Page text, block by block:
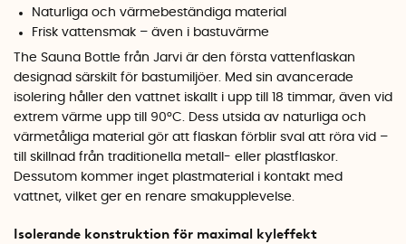
Naturliga och värmebeständiga material
Frisk vattensmak – även i bastuvärme
The Sauna Bottle från Jarvi är den första vattenflaskan
designad särskilt för bastumiljöer. Med sin avancerade
isolering håller den vattnet iskallt i upp till 18 timmar, även vid
extrem värme upp till 90°C. Dess utsida av naturliga och
värmetåliga material gör att flaskan förblir sval att röra vid –
till skillnad från traditionella metall- eller plastflaskor.
Dessutom kommer inget plastmaterial i kontakt med
vattnet, vilket ger en renare smakupplevelse.
Isolerande konstruktion för maximal kyleffekt